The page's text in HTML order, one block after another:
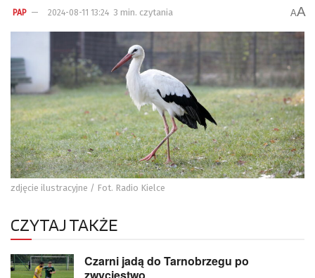
PAP 2024-08-11 13:24 3 min. czytania AA
zdjęcie ilustracyjne / Fot. Radio Kielce
CZYTAJ TAKŻE
Czarni jadą do Tarnobrzegu po
zwycięstwo